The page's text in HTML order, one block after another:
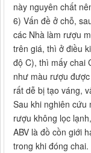
này nguyên chất
6) Vấn đề ở chỗ,
các Nhà làm rượu
trên giá, thì ở điều
độ C), thì mấy chai
như màu rượu
rất dễ bị tạo váng,
Sau khi nghiên cứu
rượu không lọc
ABV là đồ cồn giới
trong khi đóng